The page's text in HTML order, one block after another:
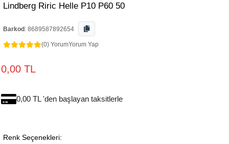
Lindberg Riric Helle P10 P60 50
Barkod : 8689587892654
(0) YorumYorum Yap
0,00 TL
0,00 TL 'den başlayan taksitlerle
Renk Seçenekleri: